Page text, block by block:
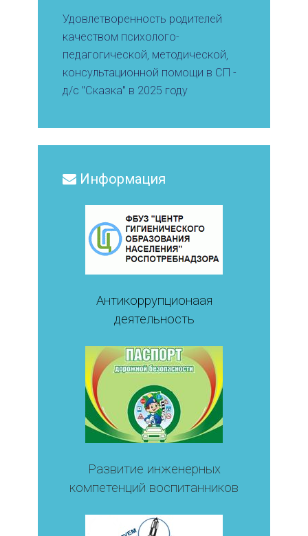
Удовлетворенность родителей
качеством психолого-
педагогической, методической,
консультационной помощи в СП -
д/с "Сказка" в 2025 году
Информация
Антикоррупционаая
деятельность
Развитие инженерных
компетенций воспитанников